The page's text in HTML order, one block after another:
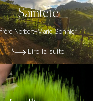
Sainteté
frère Norbert-Marie Sonnier
Lire la suite